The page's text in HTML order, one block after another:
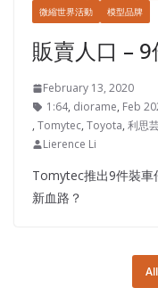
微縮世界活動
模型品牌
販賣人口 –
February 13, 2020
1:64, diorame, Feb
, Tomytec, Toyota, 利思
Lierence Li
Tomytec推出9件裝車
新血路？